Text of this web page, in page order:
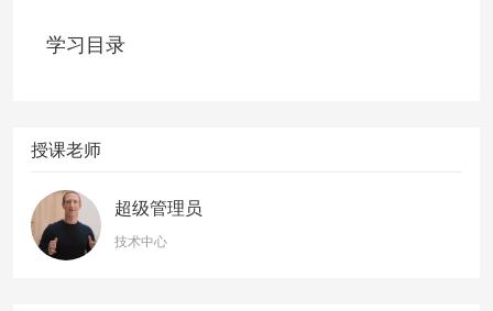
学习目录
授课老师
超级管理员
技术中心